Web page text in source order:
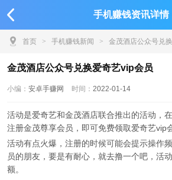
手机赚钱资讯详情
首页 > 手机赚钱新闻 > 金茂酒店公众号兑
金茂酒店公众号兑换爱奇艺vip会员
小编： 安卓手赚网 时间： 2022-01-14
活动是爱奇艺和金茂酒店联合推出的活动，
注册金茂尊享会员，即可免费领取爱奇艺vip
活动有点火爆，注册的时候可能会提示操作
员的朋友，要是有耐心，就去撸一个吧，活
额。